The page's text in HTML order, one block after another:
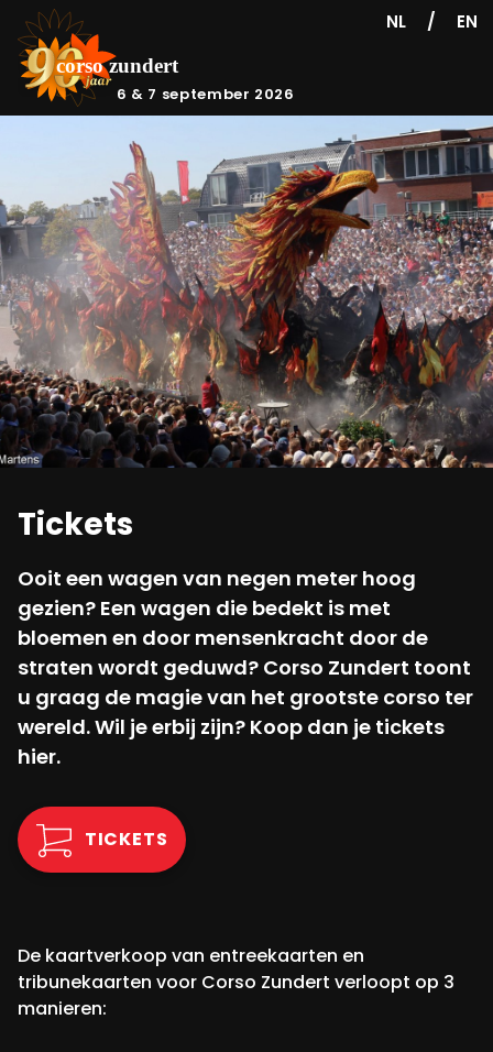
6 & 7 september 2026
NL / EN
Tickets
Ooit een wagen van negen meter hoog
gezien? Een wagen die bedekt is met
bloemen en door mensenkracht door de
straten wordt geduwd? Corso Zundert toont
u graag de magie van het grootste corso ter
wereld. Wil je erbij zijn? Koop dan je tickets
hier.
TICKETS
De kaartverkoop van entreekaarten en
tribunekaarten voor Corso Zundert verloopt op 3
manieren: